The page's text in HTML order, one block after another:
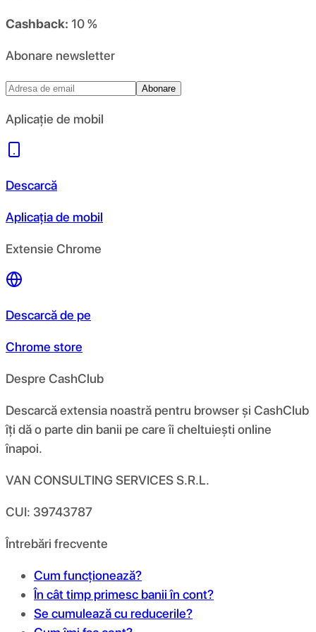
Cashback: 10 %
Abonare newsletter
Abonare
Aplicație de mobil
Descarcă
Aplicația de mobil
Extensie Chrome
Descarcă de pe
Chrome store
Despre CashClub
Descarcă extensia noastră pentru browser și CashClub
îți dă o parte din banii pe care îi cheltuiești online
înapoi.
VAN CONSULTING SERVICES S.R.L.
CUI: 39743787
Întrebări frecvente
Cum funcționează?
În cât timp primesc banii în cont?
Se cumulează cu reducerile?